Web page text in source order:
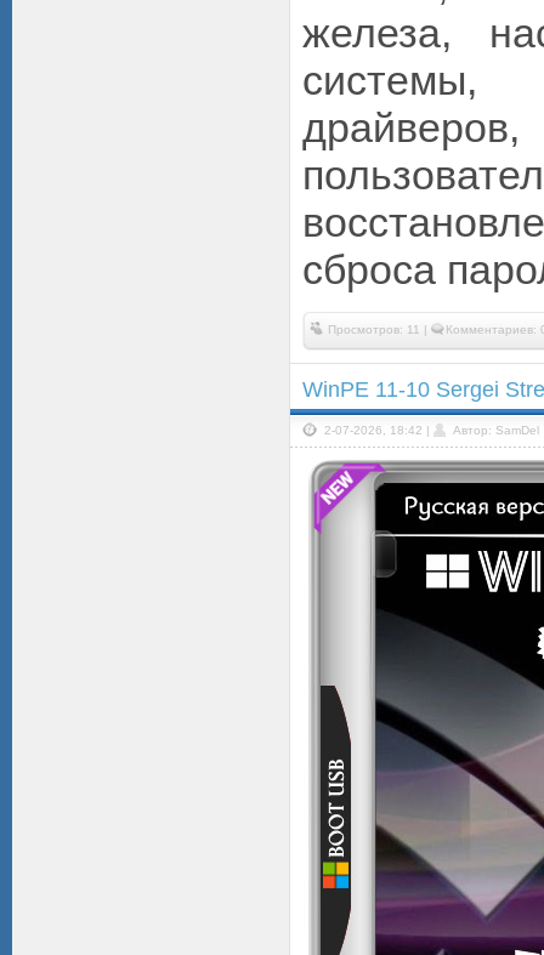
железа,
системы,
сброса
Просмотров: 11 | Комментариев:
WinPE 11-10 Sergei
2-07-2026, 18:42 | Автор: SamDel